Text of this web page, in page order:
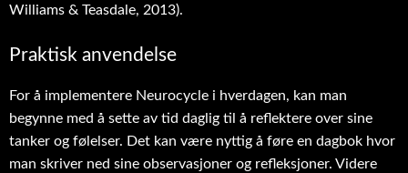
Williams & Teasdale, 2013).
Praktisk anvendelse
For å implementere Neurocycle i hverdagen, kan man
begynne med å sette av tid daglig til å reflektere over sine
tanker og følelser. Det kan være nyttig å føre en dagbok hvor
man skriver ned sine observasjoner og refleksjoner. Videre